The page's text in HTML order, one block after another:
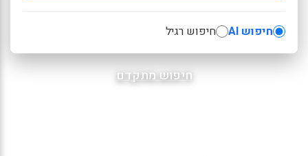
חיפוש AI חיפוש רגיל
חיפוש מתקדם